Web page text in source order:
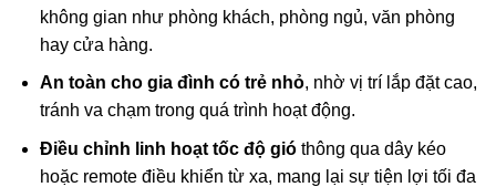
không gian như phòng khách, phòng ngủ, văn phòng
hay cửa hàng.
An toàn cho gia đình có trẻ nhỏ, nhờ vị trí lắp đặt cao,
tránh va chạm trong quá trình hoạt động.
Điều chỉnh linh hoạt tốc độ gióthông qua dây kéo
hoặc remote điều khiển từ xa, mang lại sự tiện lợi tối đa